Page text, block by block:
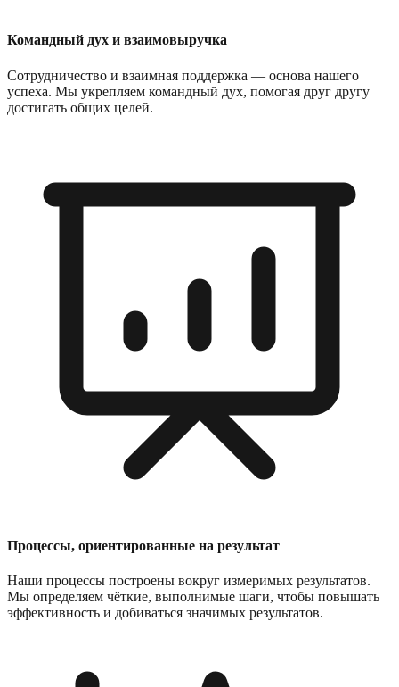
Командный дух и взаимовыручка
Сотрудничество и взаимная поддержка — основа нашего
успеха. Мы укрепляем командный дух, помогая друг другу
достигать общих целей.
Процессы, ориентированные на результат
Наши процессы построены вокруг измеримых результатов.
Мы определяем чёткие, выполнимые шаги, чтобы повышать
эффективность и добиваться значимых результатов.